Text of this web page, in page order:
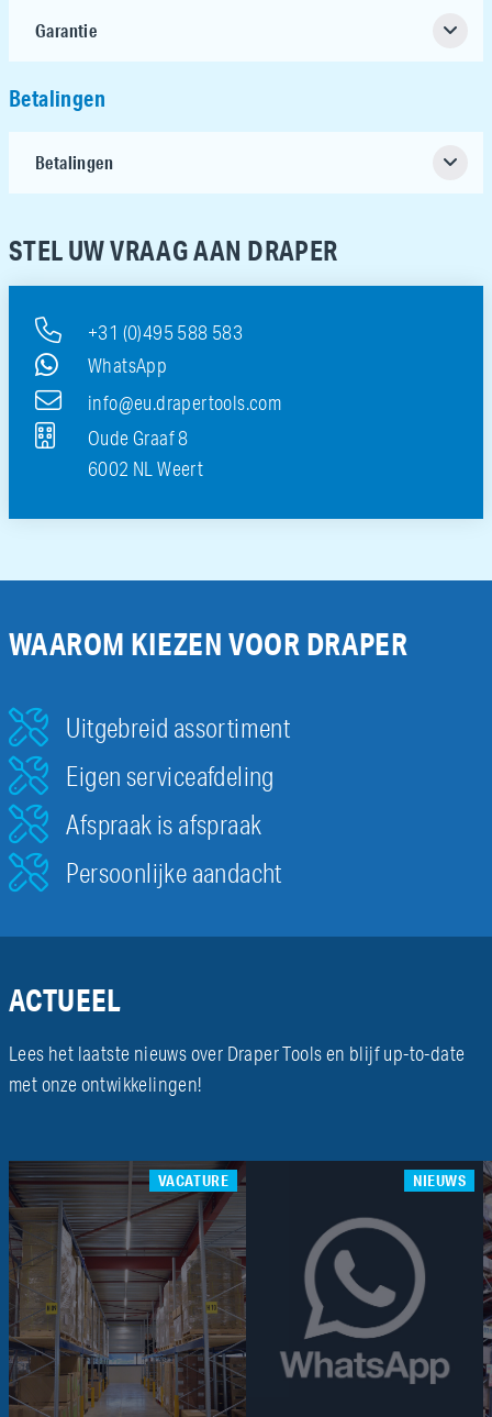
Garantie
Betalingen
Betalingen
STEL UW VRAAG AAN DRAPER
+31 (0)495 588 583
WhatsApp
info@eu.drapertools.com
Oude Graaf 8
6002 NL Weert
WAAROM KIEZEN VOOR DRAPER
Uitgebreid assortiment
Eigen serviceafdeling
Afspraak is afspraak
Persoonlijke aandacht
ACTUEEL
Lees het laatste nieuws over Draper Tools en blijf up-to-date
met onze ontwikkelingen!
VACATURE NIEUWS